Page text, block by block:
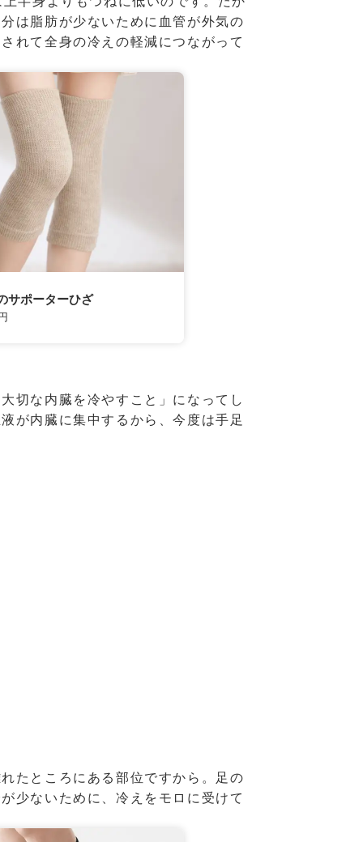
は脂肪が少ないために血管が外気の
れて全身の冷えの軽減につながって
サポーターひざ
切な内臓を冷やすこと」になってし
が内臓に集中するから、今度は手足
たところにある部位ですから。足の
少ないために、冷えをモロに受けて